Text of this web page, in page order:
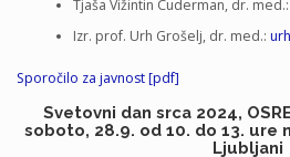
Tjaša Vižintin Cuderman, dr. med.:
Izr. prof. Urh Grošelj, dr. med.:
Sporočilo za javnost [pdf]
Svetovni dan srca 2024,
soboto, 28.9. od 10. do 13. ure
Ljubljani